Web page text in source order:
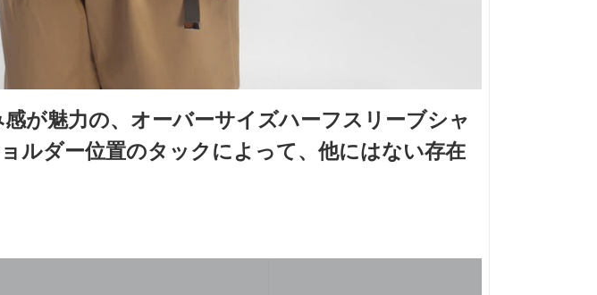
が魅力の、オーバーサイズハーフスリーブシャ
ルダー位置のタックによって、他にはない存在